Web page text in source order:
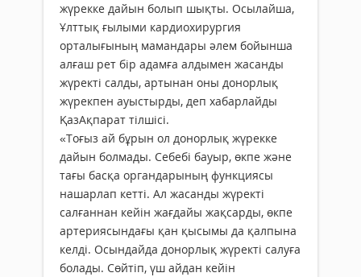
жүрекке дайын болып шықты. Осылайша,
Ұлттық ғылыми кардиоxирургия
орталығының мамандары әлем бойынша
алғаш рет бір адамға алдымен жасанды
жүректі салды, артынан оны донорлық
жүрекпен ауыстырды, деп xабарлайды
ҚазАқпарат тілшісі.
«Тоғыз ай бұрын ол донорлық жүрекке
дайын болмады. Себебі бауыр, өкпе және
тағы басқа органдарының функциясы
нашарлап кетті. Ал жасанды жүректі
салғаннан кейін жағдайы жақсарды, өкпе
артериясындағы қан қысымы да қалпына
келді. Осындайда донорлық жүректі салуға
болады. Сөйтіп, үш айдан кейін